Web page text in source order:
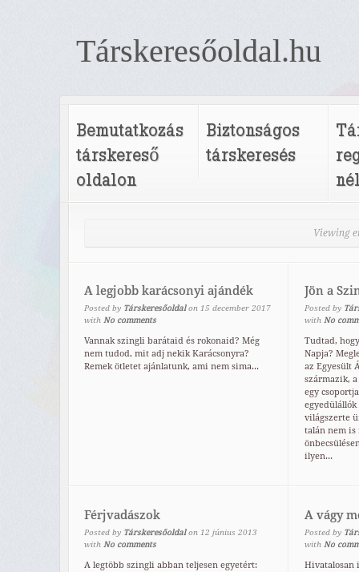
Társkeresőoldal.hu
Bemutatkozás
társkereső
oldalon
Biztonságos
társkeresés
Viewing
A legjobb karácsonyi ajándék
Posted by Társkeresőoldal on 15 december 2017
with No comments
Vannak szingli barátaid és rokonaid? Még
nem tudod, mit adj nekik Karácsonyra?
Remek ötletet ajánlatunk, ami nem sima...
Jön a
Posted by
with No
Tudtad,
Napja?
az Egyesült
származik,
egy
világszerte
talán nem is
ilyen...
Férjvadászok
Posted by Társkeresőoldal on 12 június 2013
with No comments
A legtöbb szingli abban teljesen egyetért:
A vágy
Posted by
with No
Hivatalosan